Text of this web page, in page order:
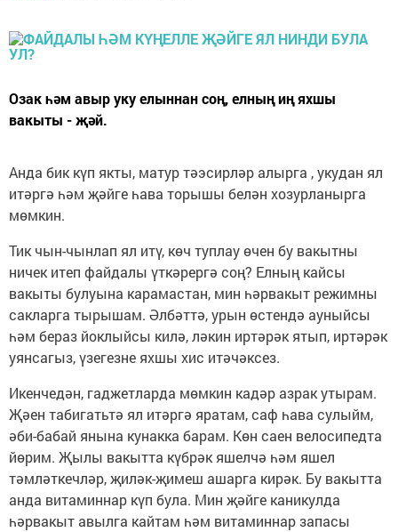
Озак һәм авыр уку елыннан соң, елның иң яхшы
вакыты - җәй.
Анда бик күп якты, матур тәэсирләр алырга , укудан ял
итәргә һәм җәйге һава торышы белән хозурланырга
мөмкин.
Тик чын-чынлап ял итү, көч туплау өчен бу вакытны
ничек итеп файдалы үткәрергә соң? Елның кайсы
вакыты булуына карамастан, мин һәрвакыт режимны
сакларга тырышам. Әлбәттә, урын өстендә ауныйсы
һәм бераз йоклыйсы килә, ләкин иртәрәк ятып, иртәрәк
уянсагыз, үзегезне яхшы хис итәчәксез.
Икенчедән, гаджетларда мөмкин кадәр азрак утырам.
Җәен табигатьтә ял итәргә яратам, саф һава сулыйм,
әби-бабай янына кунакка барам. Көн саен велосипедта
йөрим. Җылы вакытта күбрәк яшелчә һәм яшел
тәмләткечләр, җиләк-җимеш ашарга кирәк. Бу вакытта
анда витаминнар күп була. Мин җәйге каникулда
һәрвакыт авылга кайтам һәм витаминнар запасы